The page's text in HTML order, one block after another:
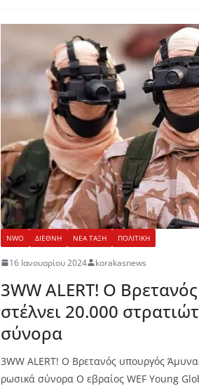
NWO ΔΙΕΘΝΗ ΝΕΑ ΤΑΞΗ ΠΟΛΙΤΙΚΗ
16 Ιανουαρίου 2024 korakasnews
3WW ALERT! Ο
στέλνει 20.000
σύνορα
3WW ALERT! Ο Βρετανός υπουργός
ρωσικά σύνορα Ο εβραίος WEF Young